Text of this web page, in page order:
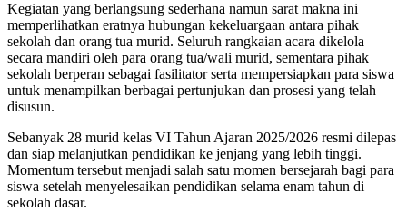
Kegiatan yang berlangsung sederhana namun sarat makna ini
memperlihatkan eratnya hubungan kekeluargaan antara pihak
sekolah dan orang tua murid. Seluruh rangkaian acara dikelola
secara mandiri oleh para orang tua/wali murid, sementara pihak
sekolah berperan sebagai fasilitator serta mempersiapkan para siswa
untuk menampilkan berbagai pertunjukan dan prosesi yang telah
disusun.
Sebanyak 28 murid kelas VI Tahun Ajaran 2025/2026 resmi dilepas
dan siap melanjutkan pendidikan ke jenjang yang lebih tinggi.
Momentum tersebut menjadi salah satu momen bersejarah bagi para
siswa setelah menyelesaikan pendidikan selama enam tahun di
sekolah dasar.